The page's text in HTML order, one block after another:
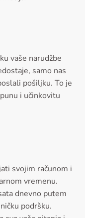
vaše narudžbe
samo nas
pošiljku. To je
i učinkovitu
svojim računom i
vremenu.
dnevno putem
podršku.